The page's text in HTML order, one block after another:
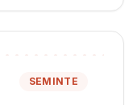
SEMINTE